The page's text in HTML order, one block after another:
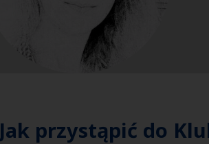
Jak przystąpić do